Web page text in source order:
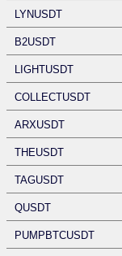
LYNUSDT
B2USDT
LIGHTUSDT
COLLECTUSDT
ARXUSDT
THEUSDT
TAGUSDT
QUSDT
PUMPBTCUSDT